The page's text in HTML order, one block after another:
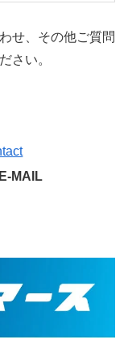
せ、その他ご質問
さい。
MAIL